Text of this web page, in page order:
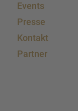
Events
Presse
Kontakt
Partner